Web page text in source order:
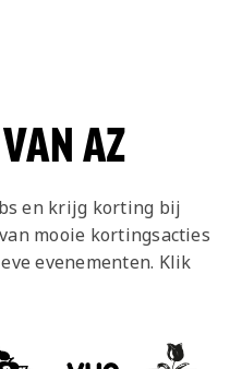
AZ
en krijg korting bij
mooie kortingsacties
evenementen. Klik